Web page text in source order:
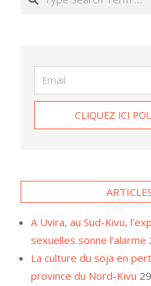
A Uvira, au Sud-Kivu,
sexuelles sonne l’alarme
La culture du soja en
province du Nord-Kivu